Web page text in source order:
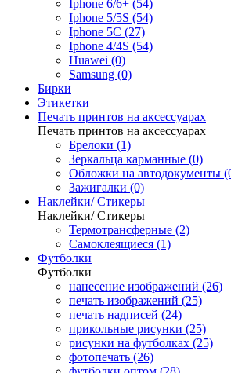
Iphone 6/6+ (54)
Iphone 5/5S (54)
Iphone 5C (27)
Iphone 4/4S (54)
Huawei (0)
Samsung (0)
Бирки
Этикетки
Печать принтов на аксессуарах
Печать принтов на аксессуарах
Брелоки (1)
Зеркальца карманные (0)
Обложки на автодокументы
Зажигалки (0)
Наклейки/ Стикеры
Наклейки/ Стикеры
Термотрансферные (2)
Самоклеящиеся (1)
Футболки
Футболки
нанесение изображений (26)
печать изображений (25)
печать надписей (24)
прикольные рисунки (25)
рисунки на футболках (25)
фотопечать (26)